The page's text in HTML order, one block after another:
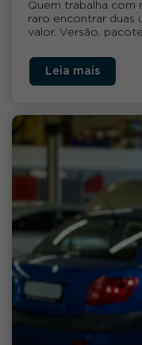
Quem trabalha com
raro encontrar duas
valor. Versão,
Leia mais